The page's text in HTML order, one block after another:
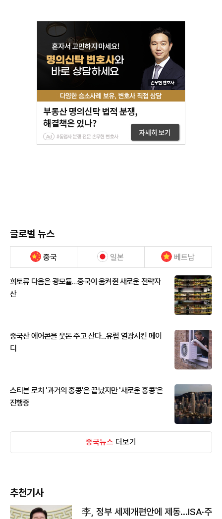
글로벌 뉴스
중국 일본 베트남
희토류 다음은 광모듈…중국이 움켜쥔 새로운 전략자
산
중국산 에어콘을 웃돈 주고 산다...유럽 열광시킨 메이
디
스티븐 로치 '과거의 홍콩'은 끝났지만 '새로운 홍콩'은
진행중
중국뉴스 더보기
추천기사
李, 정부 세제개편안에 제동…ISA·주